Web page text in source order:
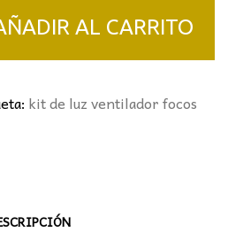
AL CARRITO
kit de luz ventilador focos